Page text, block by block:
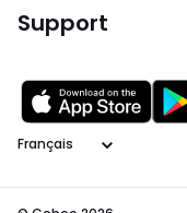
Support
Langage